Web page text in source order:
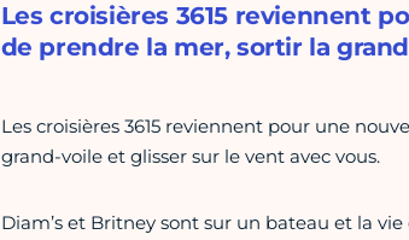
Les croisières 3615 reviennent
de prendre la mer, sortir la
Les croisières 3615 reviennent pour une
grand-voile et glisser sur le vent avec vous.
Diam’s et Britney sont sur un bateau et la